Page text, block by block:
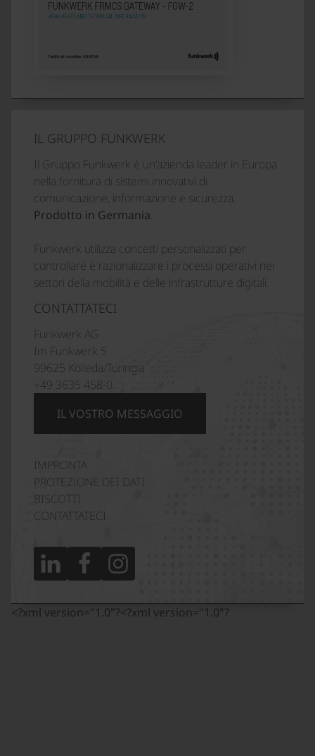
IL GRUPPO FUNKWERK
Il Gruppo Funkwerk è un'azienda leader in Europa
nella fornitura di sistemi innovativi di
comunicazione, informazione e sicurezza.
Prodotto in Germania.
Funkwerk utilizza concetti personalizzati per
controllare e razionalizzare i processi operativi nei
settori della mobilità e delle infrastrutture digitali.
CONTATTATECI
Funkwerk AG
Im Funkwerk 5
99625 Kölleda/Turingia
+49 3635 458-0
IL VOSTRO MESSAGGIO
IMPRONTA
PROTEZIONE DEI DATI
BISCOTTI
CONTATTATECI
<?xml version="1.0"?<?xml version="1.0"?